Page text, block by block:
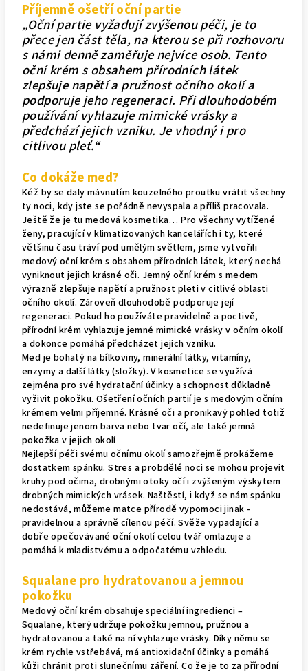
Příjemně ošetří oční partie
„Oční partie vyžadují zvýšenou péči, je to
přece jen část těla, na kterou se při rozhovoru
s námi denně zaměřuje nejvíce osob. Tento
oční krém s obsahem přírodních látek
zlepšuje napětí a pružnost očního okolí a
podporuje jeho regeneraci. Při dlouhodobém
používání vyhlazuje mimické vrásky a
předchází jejich vzniku. Je vhodný i pro
citlivou pleť.“
Co dokáže med?
Kéž by se daly mávnutím kouzelného proutku vrátit všechny
ty noci, kdy jste se pořádně nevyspala a příliš pracovala.
Ještě že je tu medová kosmetika… Pro všechny vytížené
ženy, pracující v klimatizovaných kancelářích i ty, které
většinu času tráví pod umělým světlem, jsme vytvořili
medový oční krém s obsahem přírodních látek, který nechá
vyniknout jejich krásné oči. Jemný oční krém s medem
výrazně zlepšuje napětí a pružnost pleti v citlivé oblasti
očního okolí. Zároveň dlouhodobě podporuje její
regeneraci. Pokud ho používáte pravidelně a poctivě,
přírodní krém vyhlazuje jemné mimické vrásky v očním okolí
a dokonce pomáhá předcházet jejich vzniku.
Med je bohatý na bílkoviny, minerální látky, vitamíny,
enzymy a další látky (složky). V kosmetice se využívá
zejména pro své hydratační účinky a schopnost důkladně
vyživit pokožku. Ošetření očních partií je s medovým očním
krémem velmi příjemné. Krásné oči a pronikavý pohled totiž
nedefinuje jenom barva nebo tvar očí, ale také jemná
pokožka v jejich okolí
Nejlepší péči svému očnímu okolí samozřejmě prokážeme
dostatkem spánku. Stres a probdělé noci se mohou projevit
kruhy pod očima, drobnými otoky očí i zvýšeným výskytem
drobných mimických vrásek. Naštěstí, i když se nám spánku
nedostává, můžeme matce přírodě vypomoci jinak -
pravidelnou a správně cílenou péčí. Svěže vypadající a
dobře opečovávané oční okolí celou tvář omlazuje a
pomáhá k mladistvému a odpočatému vzhledu.
Squalane pro hydratovanou a jemnou
pokožku
Medový oční krém obsahuje speciální ingredienci –
Squalane, který udržuje pokožku jemnou, pružnou a
hydratovanou a také na ní vyhlazuje vrásky. Díky němu se
krém rychle vstřebává, má antioxidační účinky a pomáhá
kůži chránit proti slunečnímu záření. Co že je to za přírodní